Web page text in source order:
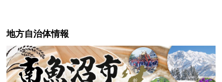
プ オリーブオイル
地方自治体情報